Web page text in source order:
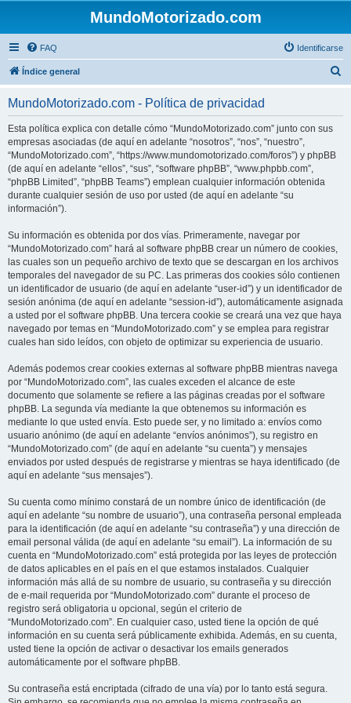
MundoMotorizado.com
FAQ Identificarse
Índice general
MundoMotorizado.com - Política de privacidad
Esta política explica con detalle cómo “MundoMotorizado.com” junto con sus
empresas asociadas (de aquí en adelante “nosotros”, “nos”, “nuestro”,
“MundoMotorizado.com”, “https://www.mundomotorizado.com/foros”) y phpBB
(de aquí en adelante “ellos”, “sus”, “software phpBB”, “www.phpbb.com”,
“phpBB Limited”, “phpBB Teams”) emplean cualquier información obtenida
durante cualquier sesión de uso por usted (de aquí en adelante “su
información”).
Su información es obtenida por dos vías. Primeramente, navegar por
“MundoMotorizado.com” hará al software phpBB crear un número de cookies,
las cuales son un pequeño archivo de texto que se descargan en los archivos
temporales del navegador de su PC. Las primeras dos cookies sólo contienen
un identificador de usuario (de aquí en adelante “user-id”) y un identificador de
sesión anónima (de aquí en adelante “session-id”), automáticamente asignada
a usted por el software phpBB. Una tercera cookie se creará una vez que haya
navegado por temas en “MundoMotorizado.com” y se emplea para registrar
cuales han sido leídos, con objeto de optimizar su experiencia de usuario.
Además podemos crear cookies externas al software phpBB mientras navega
por “MundoMotorizado.com”, las cuales exceden el alcance de este
documento que solamente se refiere a las páginas creadas por el software
phpBB. La segunda vía mediante la que obtenemos su información es
mediante lo que usted envía. Esto puede ser, y no limitado a: envíos como
usuario anónimo (de aquí en adelante “envíos anónimos”), su registro en
“MundoMotorizado.com” (de aquí en adelante “su cuenta”) y mensajes
enviados por usted después de registrarse y mientras se haya identificado (de
aquí en adelante “sus mensajes”).
Su cuenta como mínimo constará de un nombre único de identificación (de
aquí en adelante “su nombre de usuario”), una contraseña personal empleada
para la identificación (de aquí en adelante “su contraseña”) y una dirección de
email personal válida (de aquí en adelante “su email”). La información de su
cuenta en “MundoMotorizado.com” está protegida por las leyes de protección
de datos aplicables en el país en el que estamos instalados. Cualquier
información más allá de su nombre de usuario, su contraseña y su dirección
de e-mail requerida por “MundoMotorizado.com” durante el proceso de
registro será obligatoria u opcional, según el criterio de
“MundoMotorizado.com”. En cualquier caso, usted tiene la opción de qué
información en su cuenta será públicamente exhibida. Además, en su cuenta,
usted tiene la opción de activar o desactivar los emails generados
automáticamente por el software phpBB.
Su contraseña está encriptada (cifrado de una vía) por lo tanto está segura.